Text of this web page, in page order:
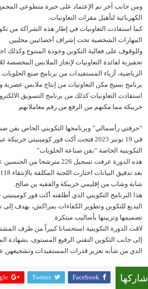
ومن جانب آخر تم الإعتماد على خبرة متطوعي
الكهربائية لتأهيل مقرات التعاونيات.
كما استفادت التعاونيات في إطار هذه الشراكة من
المهارات الشخصية تحت إشراف أخصائيين محليين.
وللوقوف على فعالية التكوين وجودة المنتوج
تحفيزية لفائدة التعاونيات لإنجاز الملابس
الرياضية، أزياء المستفيدات من برنامج صنع الحلويات.
برنامج نسيج مكن التعاونيات من إنتاج ملابس عصرية
استفادت التعاونيات كذلك من برنامج التسويق
خريبكة مما مكنهم من الرفع من رقم معاملاتهم.
“حرفتي رأسمالي” وبرنامجها التكويني الخاص بفن
في 19 نونبر 2023 فتحت آكت فور
التكوينية الخاصة “بفن صناعة الحلويات”
هذه الدورة عرفت تسجيل 226 مترشحا من الجنسين عبر الرابط الذي تم وضعه لهذا الغرض…
شابة وشاب من إقليمي خريبكة والفقيه بن صالح.
هذا البرنامج التكويني الذي أطلقته أكت فور
البديع للتكوين وتطوير الكفاءات بمراكش، يهدف
تصميمها وتزيينها بأساليب مبتكرة.
لاقت الدورة التكوينية استحسانا كبيراً من طرف
إلى جانب التكوين التقني الرفيع المستوى، بشهادة
الدي من شأنه تعزيز قدرات المستفيدات وتشجيعهن
شاركها Facebook
Twitter
+